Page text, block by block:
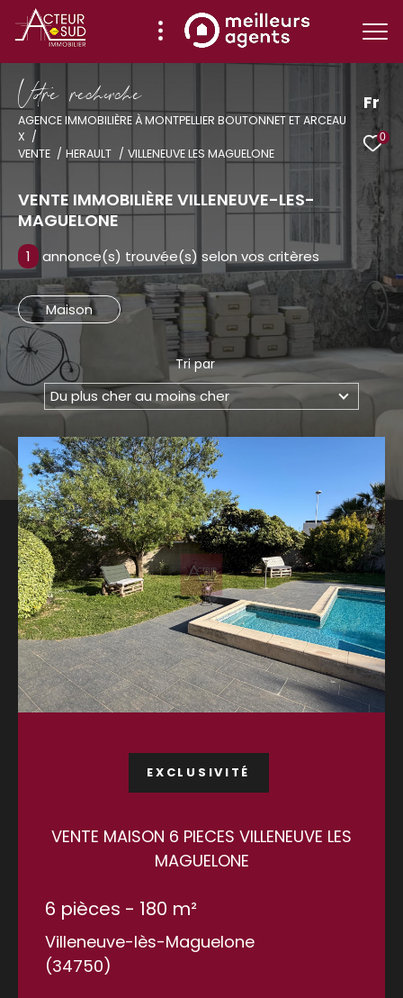
Fr
0
Vore recece
AGENCE IMMOBILIÈRE À MONTPELLIER BOUTONNET ET ARCEAU
X
VENTE
HERAULT VILLENEUVE LES MAGUELONE
VENTE IMMOBILIÈRE VILLENEUVE-LES-
MAGUELONE
1 annonce(s) trouvée(s) selon vos critères
Maison
Tri par
Du plus cher au moins cher
EXCLUSIVITÉ
VENTE MAISON 6 PIECES VILLENEUVE LES
MAGUELONE
6 pièces - 180 m²
Villeneuve-lès-Maguelone
(34750)
Effectuer une recherche
et trouver le bien qui correspond à vos
critères
Type
d'offre
Vente
Type
de
bien
Type de bien
Ville
Budget
Budget
Surface
Surface
Pièces
Pièces
Référence
AFFINER LES CRITÈRES
FILTRER PAR
COUPS DE COEUR EXCLUSIVITÉS